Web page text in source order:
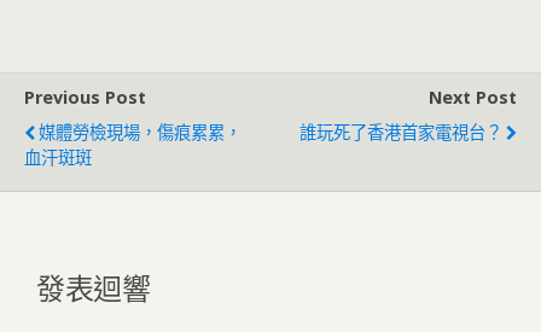
Previous Post
媒體勞檢現場，傷痕累累，
血汗斑斑
Next Post
誰玩死了香港首家電視台？
發表迴響